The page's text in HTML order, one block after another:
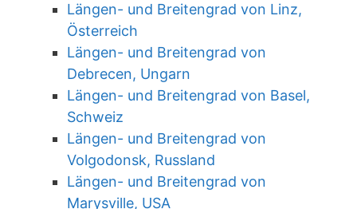
Längen- und Breitengrad von Linz,
Österreich
Längen- und Breitengrad von
Debrecen, Ungarn
Längen- und Breitengrad von Basel,
Schweiz
Längen- und Breitengrad von
Volgodonsk, Russland
Längen- und Breitengrad von
Marysville, USA